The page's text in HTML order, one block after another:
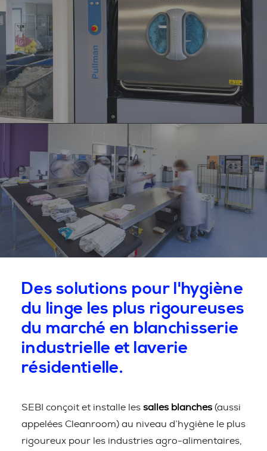
Des solutions pour l'hygiène
du linge les plus rigoureuses
du marché en blanchisserie
industrielle et laverie
résidentielle.
SEBI conçoit et installe les salles blanches (aussi
appelées Cleanroom) au niveau d’hygiène le plus
rigoureux pour les industries agro-alimentaires,